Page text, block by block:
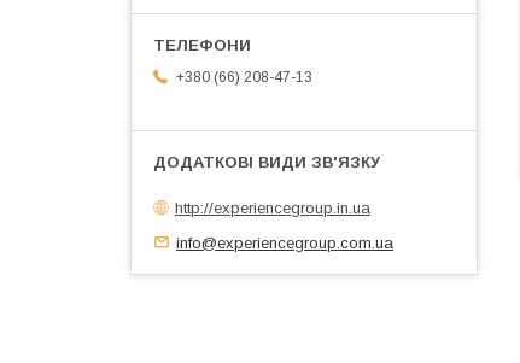
+380 (66) 208-47-13
http://experiencegroup.in.ua
info@experiencegroup.com.ua